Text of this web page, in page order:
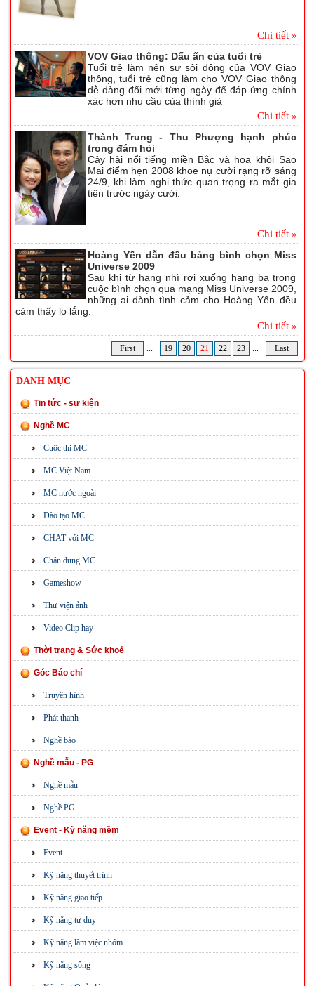
Chi tiết »
VOV Giao thông: Dấu ấn của tuổi trẻ
Tuổi trẻ làm nên sự sôi động của VOV Giao
thông, tuổi trẻ cũng làm cho VOV Giao thông
dễ dàng đổi mới từng ngày để đáp ứng chính
xác hơn nhu cầu của thính giả
Chi tiết »
Thành Trung - Thu Phượng hạnh phúc
trong đám hỏi
Cây hài nổi tiếng miền Bắc và hoa khôi Sao
Mai điểm hẹn 2008 khoe nụ cười rạng rỡ sáng
24/9, khi làm nghi thức quan trọng ra mắt gia
tiên trước ngày cưới.
Chi tiết »
Hoàng Yến dẫn đầu bảng bình chọn Miss
Universe 2009
Sau khi từ hạng nhì rơi xuống hạng ba trong
cuộc bình chọn qua mạng Miss Universe 2009,
những ai dành tình cảm cho Hoàng Yến đều
cảm thấy lo lắng.
Chi tiết »
First ... 19 20 21 22 23 ... Last
DANH MỤC
Tin tức - sự kiện
Nghề MC
Cuộc thi MC
MC Việt Nam
MC nước ngoài
Đào tạo MC
CHAT với MC
Chân dung MC
Gameshow
Thư viện ảnh
Video Clip hay
Thời trang & Sức khoẻ
Góc Báo chí
Truyền hình
Phát thanh
Nghề báo
Nghề mẫu - PG
Nghề mẫu
Nghề PG
Event - Kỹ năng mềm
Event
Kỹ năng thuyết trình
Kỹ năng giao tiếp
Kỹ năng tư duy
Kỹ năng làm việc nhóm
Kỹ năng sống